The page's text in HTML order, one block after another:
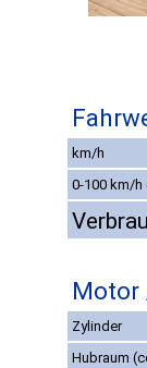
km/h
0-100 km/h
Motor
Zylinder
Hubraum